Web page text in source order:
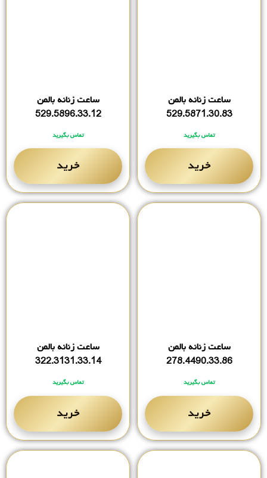
ساعت زنانه بالمن
529.5871.30.83
تماس بگیرید
خرید
ساعت زنانه بالمن
529.5896.33.12
تماس بگیرید
خرید
ساعت زنانه بالمن
278.4490.33.86
تماس بگیرید
خرید
ساعت زنانه بالمن
322.3131.33.14
تماس بگیرید
خرید